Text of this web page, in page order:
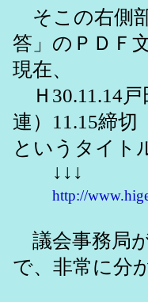
そこの右側
答」のＰＤＦ
現在、
Ｈ30.11.14
連）11.15締切
というタイト
↓↓↓
http://
議会事務局
で、非常に分